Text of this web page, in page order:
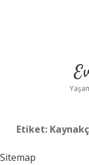
Etiket:
Sitemap